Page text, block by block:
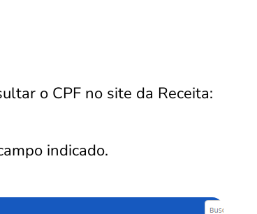
o CPF no site da Receita:
indicado.